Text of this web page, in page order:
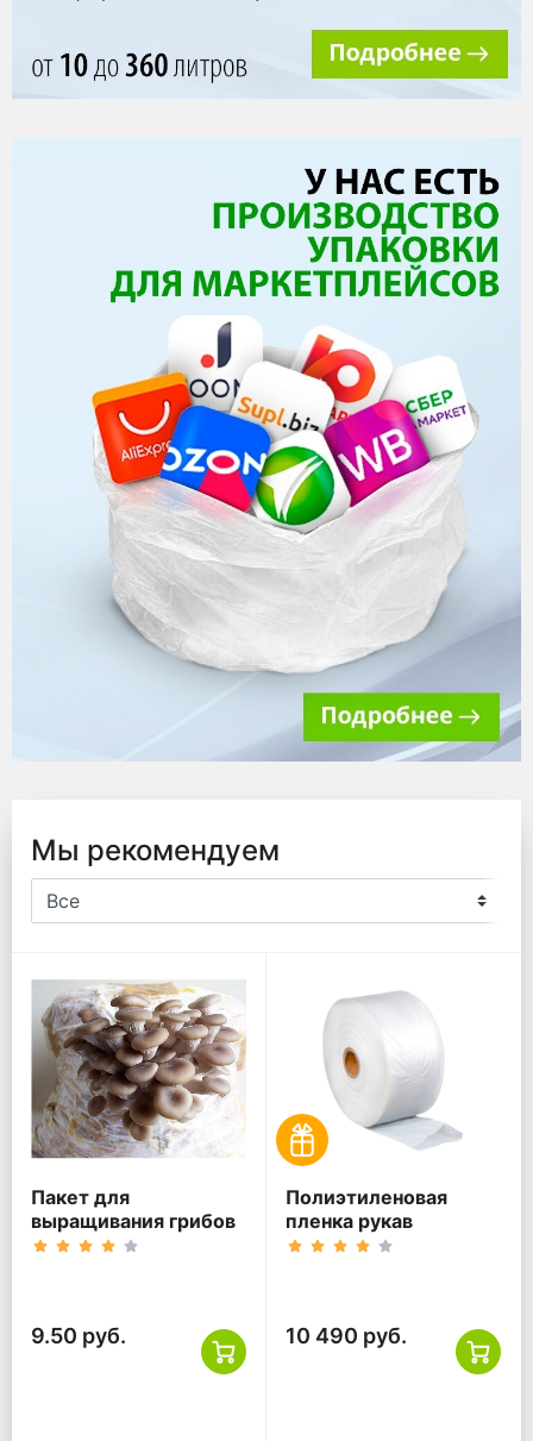
Мы рекомендуем
Пакет для
выращивания грибов
9.50 руб.
Полиэтиленовая
пленка рукав
10 490 руб.